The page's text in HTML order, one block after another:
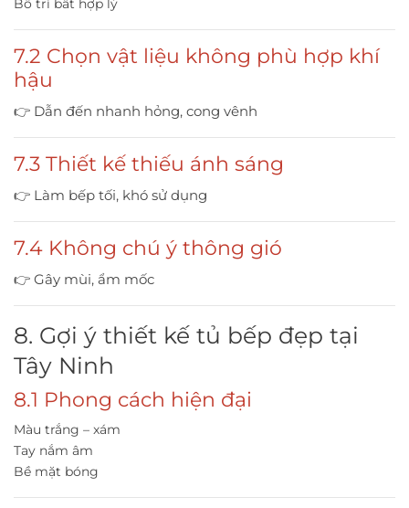
Bố trí bất hợp lý
7.2 Chọn vật liệu không phù hợp khí
hậu
👉 Dẫn đến nhanh hỏng, cong vênh
7.3 Thiết kế thiếu ánh sáng
👉 Làm bếp tối, khó sử dụng
7.4 Không chú ý thông gió
👉 Gây mùi, ẩm mốc
8. Gợi ý thiết kế tủ bếp đẹp tại
Tây Ninh
8.1 Phong cách hiện đại
Màu trắng – xám
Tay nắm âm
Bề mặt bóng